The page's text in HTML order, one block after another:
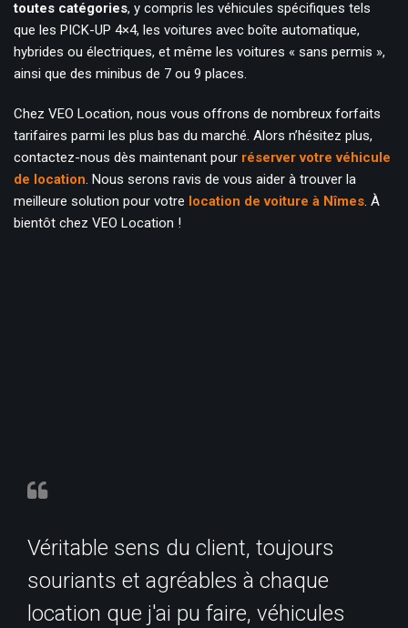
toutes catégories, y compris les véhicules spécifiques tels
que les PICK-UP 4×4, les voitures avec boîte automatique,
hybrides ou électriques, et même les voitures « sans permis »,
ainsi que des minibus de 7 ou 9 places.
Chez VEO Location, nous vous offrons de nombreux forfaits
tarifaires parmi les plus bas du marché. Alors n’hésitez plus,
contactez-nous dès maintenant pour réserver votre véhicule
de location. Nous serons ravis de vous aider à trouver la
meilleure solution pour votre location de voiture à Nîmes. À
bientôt chez VEO Location !
Véritable sens du client, toujours
souriants et agréables à chaque
location que j'ai pu faire, véhicules